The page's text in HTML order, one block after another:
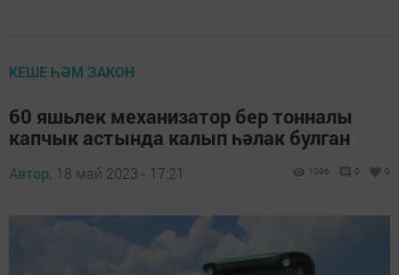
КЕШЕ ҺӘМ ЗАКОН
60 яшьлек механизатор бер тонналы
капчык астында калып һәлак булган
Автор, 18 май 2023 - 17:21 1096 0 0